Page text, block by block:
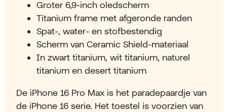
Groter 6,9-inch oledscherm
Titanium frame met afgeronde randen
Spat-, water- en stofbestendig
Scherm van Ceramic Shield-materiaal
In zwart titanium, wit titanium, naturel
titanium en desert titanium
De iPhone 16 Pro Max is het paradepaardje van
de iPhone 16 serie. Het toestel is voorzien van